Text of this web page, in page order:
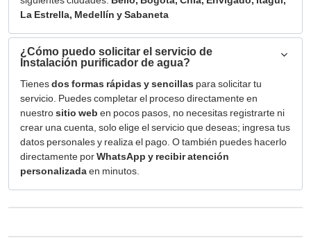
La Estrella, Medellín y Sabaneta
¿Cómo puedo solicitar el servicio de
Instalación purificador de agua?
Tienesdos formas rápidas y sencillas para solicitar tu
servicio. Puedes completar el proceso directamente en
nuestrositio web en pocos pasos, no necesitas registrarte ni
crear una cuenta, solo elige el servicio que deseas; ingresa tus
datos personales y realiza el pago. O también puedes hacerlo
directamente porWhatsApp y recibir atención
personalizadaen minutos.